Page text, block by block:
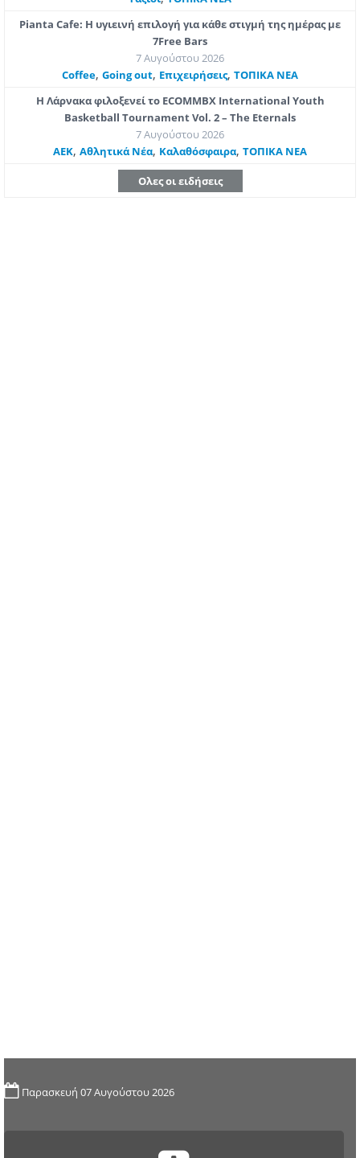
Pianta Cafe: Η υγιεινή επιλογή για κάθε στιγμή της ημέρας με
7Free Bars
7 Αυγούστου 2026
Coffee, Going out, Επιχειρήσεις, ΤΟΠΙΚΑ ΝΕΑ
Η Λάρνακα φιλοξενεί το ECOMMBX International Youth
Basketball Tournament Vol. 2 – The Eternals
7 Αυγούστου 2026
ΑΕΚ, Αθλητικά Νέα, Καλαθόσφαιρα, ΤΟΠΙΚΑ ΝΕΑ
Ολες οι ειδήσεις
Παρασκευή 07 Αυγούστου 2026